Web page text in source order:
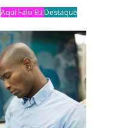
Aqui Falo Eu Destaque